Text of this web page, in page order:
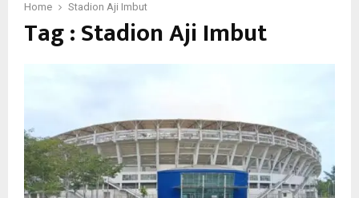
Home Stadion Aji Imbut
Tag : Stadion Aji Imbut